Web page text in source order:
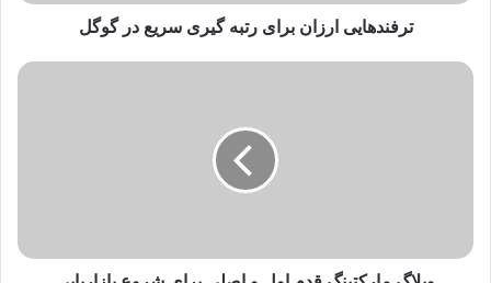
ترفندهایی ارزان برای رتبه گیری سریع در گوگل
وبلاگ
بازاریابی
محتوایی